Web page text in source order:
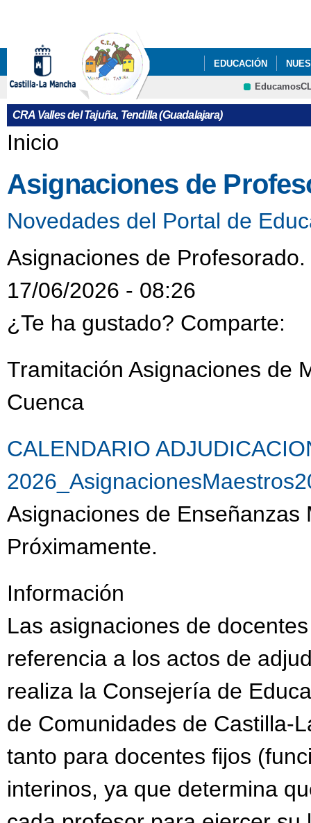
EDUCACIÓN
CRA Valles del Tajuña, Tendilla (Guadalajara)
Se encuentra usted aquí
Inicio
Asignaciones de
Novedades del Portal de
Asignaciones de
17/06/2026 - 08:26
¿Te ha gustado? Comparte:
Tramitación Asignaciones de
Cuenca
CALENDARIO
Asignaciones de Enseñanzas
Próximamente.
Información
Las asignaciones de
referencia a los actos de
realiza la Consejería de
de Comunidades de Castilla-
tanto para docentes fijos
interinos, ya que determina